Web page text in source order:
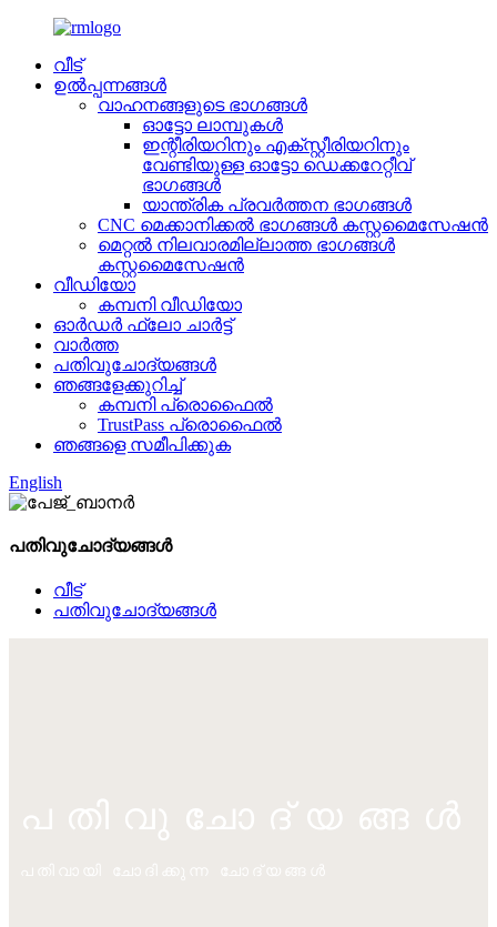
വീട്
ഉൽപ്പന്നങ്ങൾ
വാഹനങ്ങളുടെ ഭാഗങ്ങൾ
ഓട്ടോ ലാമ്പുകൾ
ഇന്റീരിയറിനും എക്സ്റ്റീരിയറിനും
വേണ്ടിയുള്ള ഓട്ടോ ഡെക്കറേറ്റീവ്
ഭാഗങ്ങൾ
യാന്ത്രിക പ്രവർത്തന ഭാഗങ്ങൾ
CNC മെക്കാനിക്കൽ ഭാഗങ്ങൾ കസ്റ്റമൈസേഷൻ
മെറ്റൽ നിലവാരമില്ലാത്ത ഭാഗങ്ങൾ
കസ്റ്റമൈസേഷൻ
വീഡിയോ
കമ്പനി വീഡിയോ
ഓർഡർ ഫ്ലോ ചാർട്ട്
വാർത്ത
പതിവുചോദ്യങ്ങൾ
ഞങ്ങളേക്കുറിച്ച്
കമ്പനി പ്രൊഫൈൽ
TrustPass പ്രൊഫൈൽ
ഞങ്ങളെ സമീപിക്കുക
English
പതിവുചോദ്യങ്ങൾ
വീട്
പതിവുചോദ്യങ്ങൾ
പതിവുചോദ്യങ്ങൾ
പതിവായി ചോദിക്കുന്ന ചോദ്യങ്ങൾ